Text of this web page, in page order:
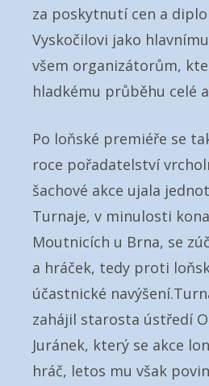
za poskytnutí cen a
Vyskočilovi jako
všem organizátorům,
hladkému průběhu celé
Po loňské premiéře se
roce pořadatelství
šachové akce ujala
Turnaje, v minulosti
Moutnicích u Brna, se
a hráček, tedy proti
účastnické
zahájil starosta ústředí
Juránek, který se akce
hráč, letos mu však